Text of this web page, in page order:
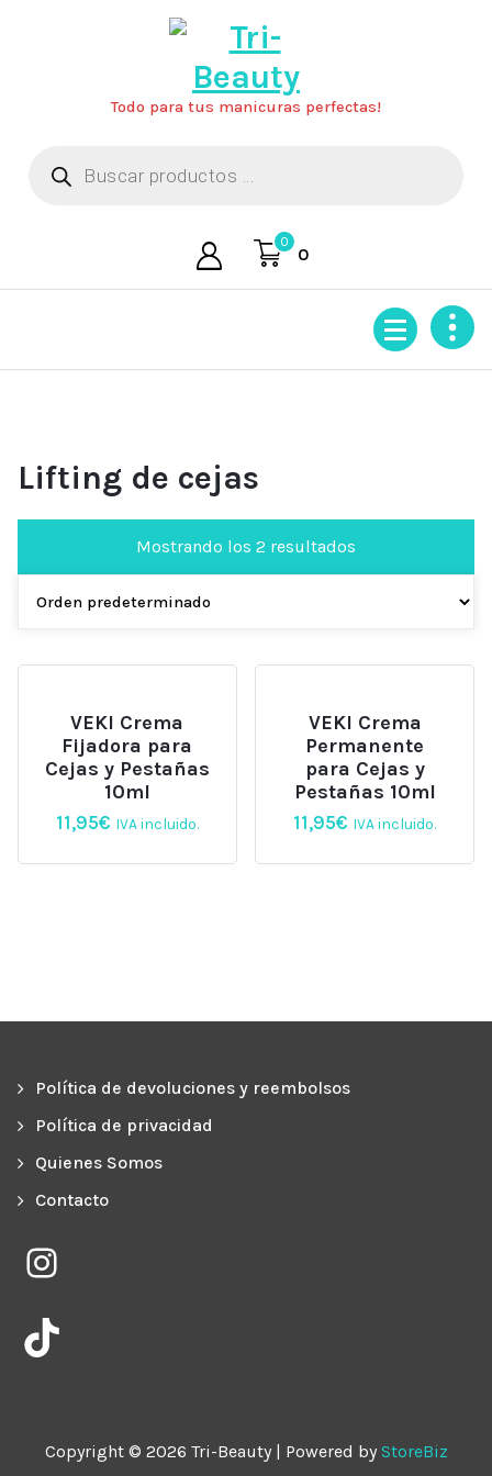
Todo para tus manicuras perfectas!
productos
0
0
Lifting de cejas
Mostrando los 2 resultados
VEKI Crema
Fijadora para
Cejas y Pestañas
10ml
11,95€ IVA incluido.
VEKI Crema
Permanente
para Cejas y
Pestañas 10ml
11,95€ IVA incluido.
Política de devoluciones y reembolsos
Política de privacidad
Quienes Somos
Contacto
Copyright © 2026 Tri-Beauty | Powered by StoreBiz